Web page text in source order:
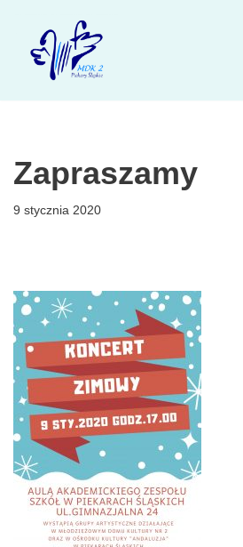
Przejdź
Zapraszamy
9 stycznia 2020